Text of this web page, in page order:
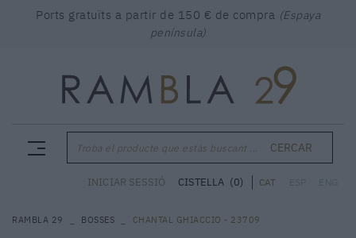
Ports gratuïts a partir de 150 € de compra (Espaya
península)
Troba el producte que estàs buscant ... CERCAR
CAT
INICIAR SESSIÓ CISTELLA (0)
RAMBLA 29 BOSSES CHANTAL GHIACCIO - 23709